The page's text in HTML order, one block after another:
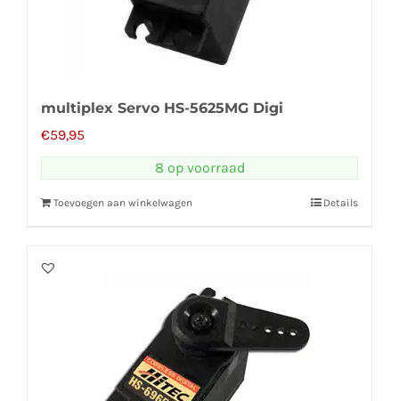
multiplex Servo HS-5625MG Digi
€59,95
8 op voorraad
Toevoegen aan winkelwagen Details